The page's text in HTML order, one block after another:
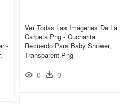
Ver Todas Las Imágenes De La
Carpeta Png - Cucharita
Recuerdo Para Baby Shower,
Transparent Png
0 0
-